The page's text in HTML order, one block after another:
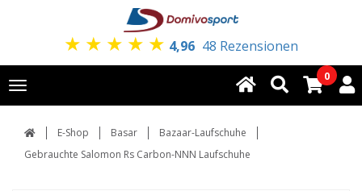
★ ★ ★ ★ ★ 4,96 48 Rezensionen
Toggle
navigation
0
E-Shop Basar
Bazaar-Laufschuhe
Gebrauchte Salomon Rs Carbon-NNN Laufschuhe